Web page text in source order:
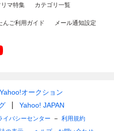
マ特集 カテゴリ一覧
んご利用ガイド メール通知設定
Yahoo!オークション
Yahoo! JAPAN
イバシーセンター
利用規約